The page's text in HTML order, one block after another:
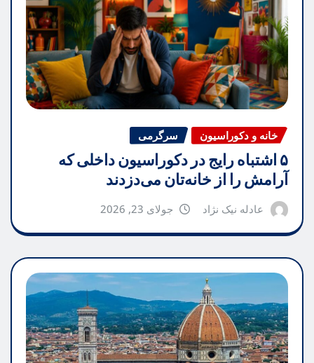
خانه و دکوراسیون سرگرمی
۵ اشتباه رایج در دکوراسیون داخلی که
آرامش را از خانه‌تان می‌دزدند
عادله نیک نژاد جولای 23, 2026